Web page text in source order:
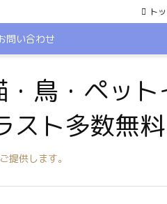
問い合わせ
ト
鳥・ペット
スト多数無料
提供します。